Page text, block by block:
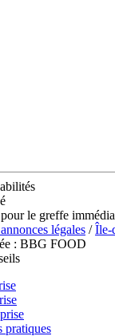
le greffe
légales /Île-
: BBG FOOD
pratiques